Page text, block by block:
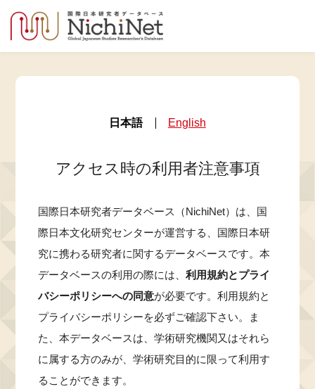
日本語 English
アクセス時の利用者注意事項
国際日本研究者データベース（NichiNet）は、国
際日本文化研究センターが運営する、国際日本研
究に携わる研究者に関するデータベースです。本
データベースの利用の際には、利用規約とプライ
バシーポリシーへの同意が必要です。利用規約と
プライバシーポリシーを必ずご確認下さい。ま
た、本データベースは、学術研究機関又はそれら
に属する方のみが、学術研究目的に限って利用す
ることができます。